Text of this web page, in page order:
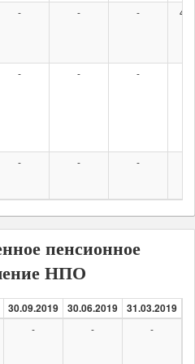
- - -
- - -
- - -
пенсионное
НПО
30.09.2019 30.06.2019 31.03.2019
- - -